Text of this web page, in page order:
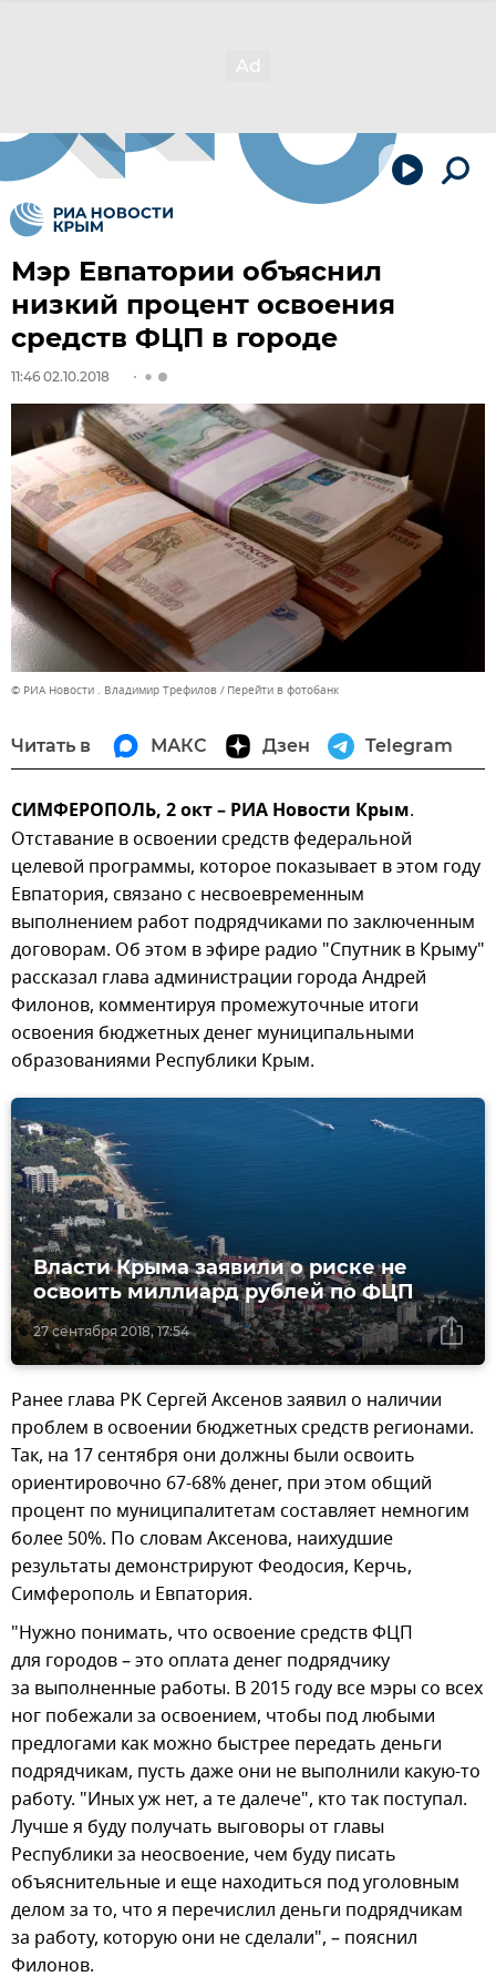
Мэр Евпатории объяснил
низкий процент освоения
средств ФЦП в городе
11:46 02.10.2018
© РИА Новости . Владимир Трефилов Перейти в фотобанк
Читать в МАКС Дзен Telegram
СИМФЕРОПОЛЬ, 2 окт – РИА Новости Крым.
Отставание в освоении средств федеральной
целевой программы, которое показывает в этом году
Евпатория, связано с несвоевременным
выполнением работ подрядчиками по заключенным
договорам. Об этом в эфире радио "Спутник в Крыму"
рассказал глава администрации города Андрей
Филонов, комментируя промежуточные итоги
освоения бюджетных денег муниципальными
образованиями Республики Крым.
27 сентября 2018, 17:54
Власти Крыма заявили о риске не
освоить миллиард рублей по ФЦП
Ранее глава РК Сергей Аксенов заявил о наличии
проблем в освоении бюджетных средств регионами.
Так, на 17 сентября они должны были освоить
ориентировочно 67-68% денег, при этом общий
процент по муниципалитетам составляет немногим
более 50%. По словам Аксенова, наихудшие
результаты демонстрируют Феодосия, Керчь,
Симферополь и Евпатория.
"Нужно понимать, что освоение средств ФЦП
для городов – это оплата денег подрядчику
за выполненные работы. В 2015 году все мэры со всех
ног побежали за освоением, чтобы под любыми
предлогами как можно быстрее передать деньги
подрядчикам, пусть даже они не выполнили какую-то
работу. "Иных уж нет, а те далече", кто так поступал.
Лучше я буду получать выговоры от главы
Республики за неосвоение, чем буду писать
объяснительные и еще находиться под уголовным
делом за то, что я перечислил деньги подрядчикам
за работу, которую они не сделали", – пояснил
Филонов.